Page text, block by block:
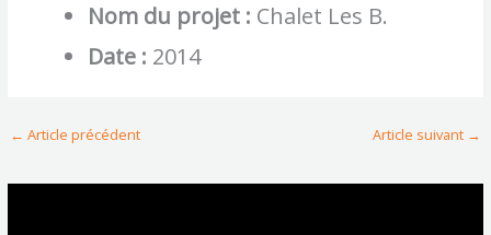
Nom du projet : Chalet Les B.
Date : 2014
← Article précédent Article suivant →